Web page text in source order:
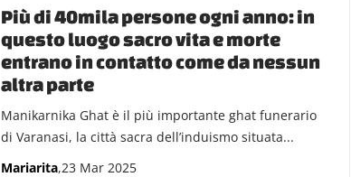
Più di 40mila persone ogni anno: in
questo luogo sacro vita e morte
entrano in contatto come da nessun
altra parte
Manikarnika Ghat è il più importante ghat funerario
di Varanasi, la città sacra dell’induismo situata...
Mariarita,23 Mar 2025